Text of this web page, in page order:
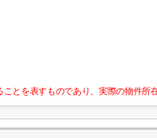
とを表すものであり、実際の物件所